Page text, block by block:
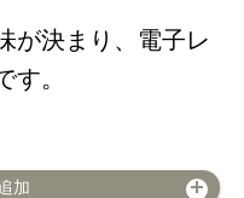
が決まり、電子レ
す。
加